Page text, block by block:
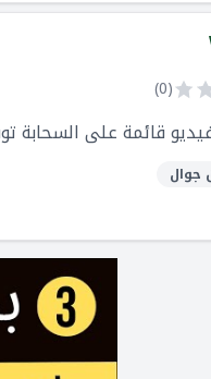
(
0
)
قائمة على السحابة
جوال